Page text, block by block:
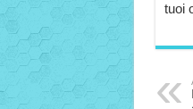
tuoi